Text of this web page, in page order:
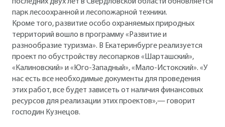
парк лесоохранной и лесопожарной техники.
Кроме того, развитие особо охраняемых природных
территорий вошло в программу «Развитие и
разнообразие туризма». В Екатеринбурге реализуется
проект по обустройству лесопарков «Шарташский»,
«Калиновский» и «Юго-Западный», «Мало-Истокский». «У
нас есть все необходимые документы для проведения
этих работ, все будет зависеть от наличия финансовых
ресурсов для реализации этих проектов»,— говорит
господин Кузнецов.